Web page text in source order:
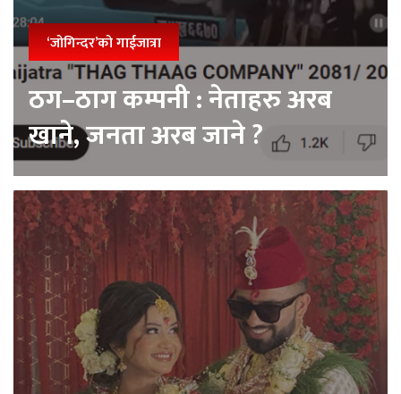
‘जोगिन्दर’को गाईजात्रा
ठग–ठाग कम्पनी : नेताहरु अरब
खाने, जनता अरब जाने ?